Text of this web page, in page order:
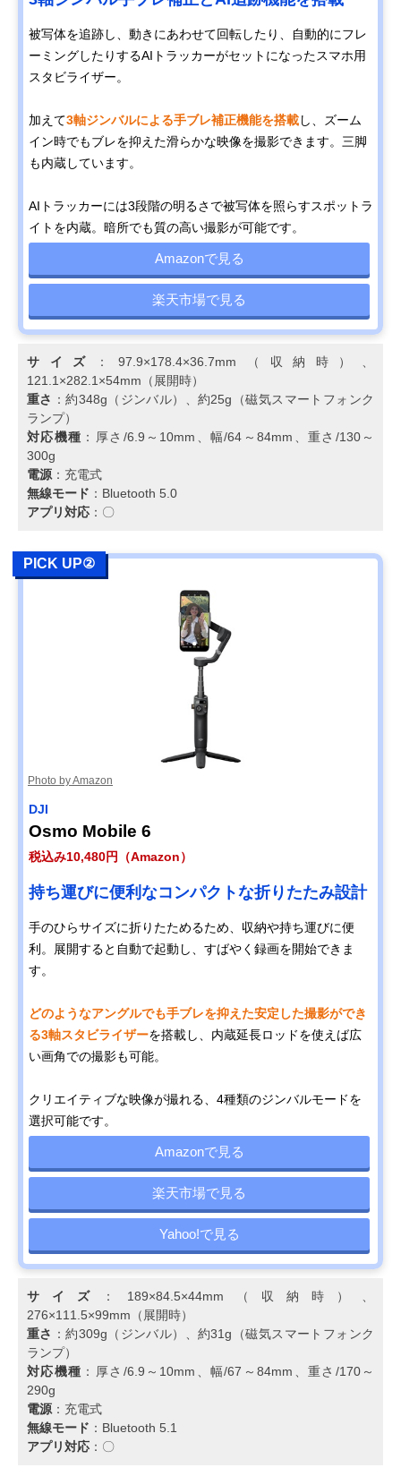
被写体を追跡し、動きにあわせて回転したり、自動的にフレ
ーミングしたりするAIトラッカーがセットになったスマホ用
スタビライザー。
加えて3軸ジンバルによる手ブレ補正機能を搭載し、ズーム
イン時でもブレを抑えた滑らかな映像を撮影できます。三脚
も内蔵しています。
AIトラッカーには3段階の明るさで被写体を照らすスポットラ
イトを内蔵。暗所でも質の高い撮影が可能です。
Amazonで見る
楽天市場で見る
サイズ
：97.9×178.4×36.7mm（収納時）、
121.1×282.1×54mm（展開時）
重さ ：約348g（ジンバル）、約25g（磁気スマートフォンク
ランプ）
対応機種 ：厚さ/6.9～10mm、幅/64～84mm、重さ/130～
300g
電源 ：充電式
無線モード ：Bluetooth 5.0
アプリ対応 ：〇
PICK UP②
Photo by Amazon
DJI
Osmo Mobile 6
税込み10,480円（Amazon）
持ち運びに便利なコンパクトな折りたたみ設計
手のひらサイズに折りたためるため、収納や持ち運びに便
利。展開すると自動で起動し、すばやく録画を開始できま
す。
どのようなアングルでも手ブレを抑えた安定した撮影ができ
る3軸スタビライザーを搭載し、内蔵延長ロッドを使えば広
い画角での撮影も可能。
クリエイティブな映像が撮れる、4種類のジンバルモードを
選択可能です。
Amazonで見る
楽天市場で見る
Yahoo!で見る
サイズ
：189×84.5×44mm（収納時）、
276×111.5×99mm（展開時）
重さ ：約309g（ジンバル）、約31g（磁気スマートフォンク
ランプ）
対応機種 ：厚さ/6.9～10mm、幅/67～84mm、重さ/170～
290g
電源 ：充電式
無線モード ：Bluetooth 5.1
アプリ対応 ：〇